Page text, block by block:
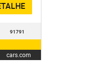
91791
cars.com